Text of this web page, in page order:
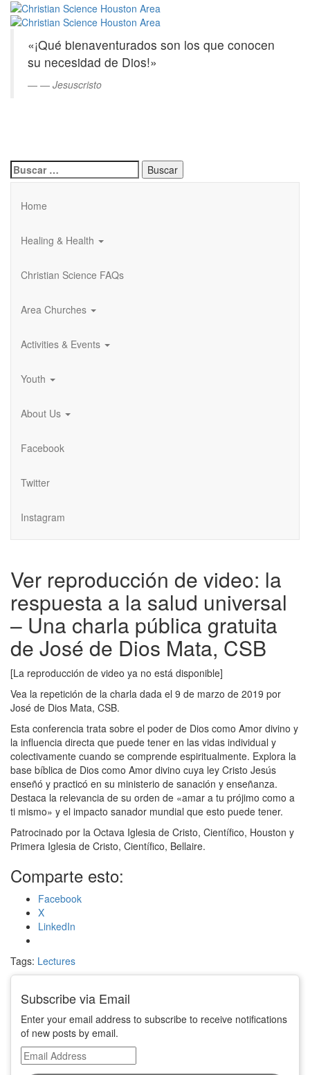
Saltar
principal
Christian
Science
Houston
Area
«¡Qué bienaventurados son los que conocen
su necesidad de Dios!»
— Jesuscristo
Buscar:
Home
Healing & Health
Christian Science FAQs
Area Churches
Activities & Events
Youth
About Us
Facebook
Twitter
Instagram
Ver reproducción de video: la
respuesta a la salud universal
– Una charla pública gratuita
de José de Dios Mata, CSB
[La reproducción de video ya no está disponible]
Vea la repetición de la charla dada el 9 de marzo de 2019 por
José de Dios Mata, CSB.
Esta conferencia trata sobre el poder de Dios como Amor divino y
la influencia directa que puede tener en las vidas individual y
colectivamente cuando se comprende espiritualmente. Explora la
base bíblica de Dios como Amor divino cuya ley Cristo Jesús
enseñó y practicó en su ministerio de sanación y enseñanza.
Destaca la relevancia de su orden de «amar a tu prójimo como a
ti mismo» y el impacto sanador mundial que esto puede tener.
Patrocinado por la Octava Iglesia de Cristo, Científico, Houston y
Primera Iglesia de Cristo, Científico, Bellaire.
Comparte esto:
Facebook
X
LinkedIn
Tags: Lectures
Subscribe via Email
Enter your email address to subscribe to receive notifications
of new posts by email.
Email
Address